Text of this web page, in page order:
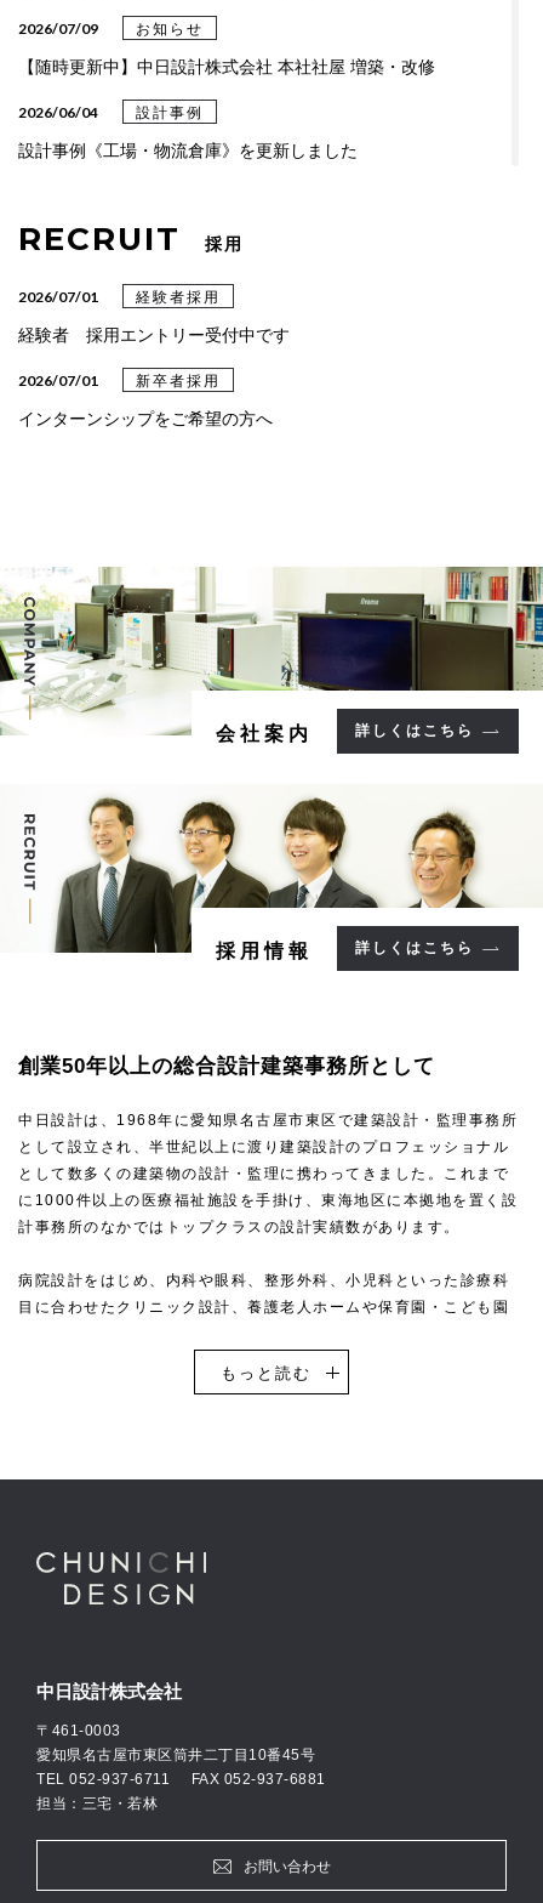
2026/07/09 お知らせ
【随時更新中】中日設計株式会社 本社社屋 増築・改修
2026/06/04 設計事例
設計事例《工場・物流倉庫》を更新しました
設計事例《総合・専門クリニック》を更新しました
設計事例《集合住宅》を更新しました
2025/02/13 設計事例
設計事例《福祉施設》を更新しました
2025/02/04
設計事例《事務所》を更新しました。
RECRUIT 採用
2026/07/01 経験者採用
経験者 採用エントリー受付中です
2026/07/01 新卒者採用
インターンシップをご希望の方へ
会社案内 詳しくはこちら
採用情報 詳しくはこちら
創業50年以上の総合設計建築事務所として
中日設計は、1968年に愛知県名古屋市東区で建築設計・監理事務所
として設立され、半世紀以上に渡り建築設計のプロフェッショナル
として数多くの建築物の設計・監理に携わってきました。これまで
に1000件以上の医療福祉施設を手掛け、東海地区に本拠地を置く設
計事務所のなかではトップクラスの設計実績数があります。
病院設計をはじめ、内科や眼科、整形外科、小児科といった診療科
目に合わせたクリニック設計、養護老人ホームや保育園・こども園
スパート設計士が自社に在籍し、お客様の思いやご要望に柔軟に対
応できる設計体制を整えています。
す。
もっと読む
中日設計株式会社
〒461-0003
愛知県名古屋市東区筒井二丁目10番45号
TEL 052-937-6711 FAX 052-937-6881
担当：三宅・若林
お問い合わせ